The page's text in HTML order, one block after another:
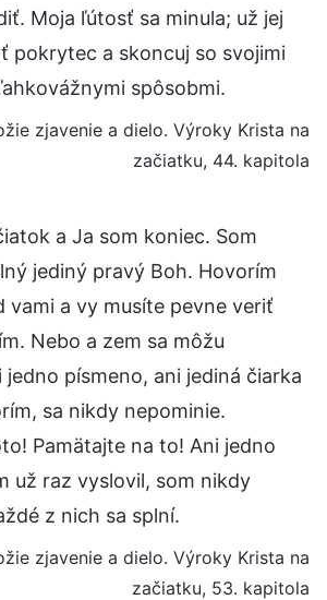
Moja ľútosť sa minula; už jej
pokrytec a skoncuj so svojimi
spôsobmi.
zjavenie a dielo. Výroky Krista na
začiatku, 44. kapitola
a Ja som koniec. Som
jediný pravý Boh. Hovorím
vami a vy musíte pevne veriť
Nebo a zem sa môžu
jedno písmeno, ani jediná čiarka
sa nikdy nepominie.
Pamätajte na to! Ani jedno
už raz vyslovil, som nikdy
z nich sa splní.
zjavenie a dielo. Výroky Krista na
začiatku, 53. kapitola